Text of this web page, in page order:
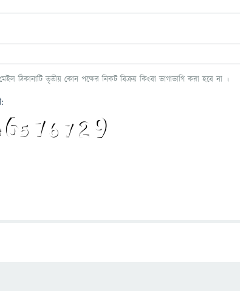
ঠিকানাটি তৃতীয় কোন পক্ষের নিকট বিক্রয় কিংবা ভাগাভাগি করা হবে না ।